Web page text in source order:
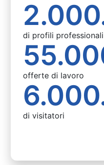
di profili professionali
offerte di lavoro
di visitatori